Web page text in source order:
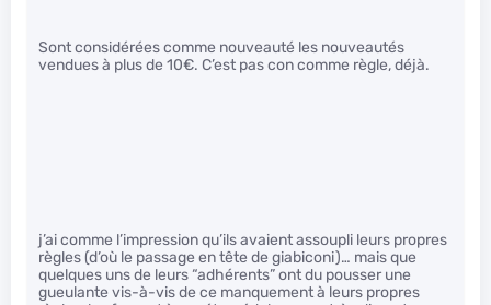
Sont considérées comme nouveauté les nouveautés
vendues à plus de 10€. C’est pas con comme règle, déjà.
j’ai comme l’impression qu’ils avaient assoupli leurs propres
règles (d’où le passage en tête de giabiconi)… mais que
quelques uns de leurs “adhérents” ont du pousser une
gueulante vis-à-vis de ce manquement à leurs propres